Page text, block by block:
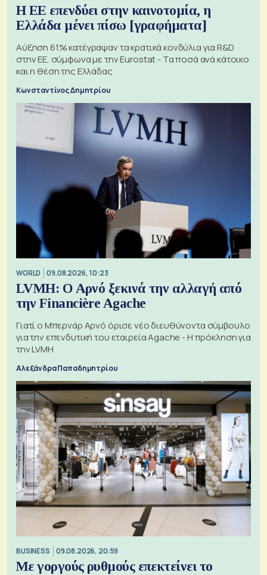
Η ΕΕ επενδύει στην καινοτομία, η
Ελλάδα μένει πίσω [γραφήματα]
Αύξηση 61% κατέγραψαν τα κρατικά κονδύλια για R&D
στην ΕΕ, σύμφωνα με την Eurostat - Τα ποσά ανά κάτοικο
και η θέση της Ελλάδας
Κωνσταντίνος Δημητρίου
WORLD 09.08.2026, 10:23
LVMH: Ο Αρνό ξεκινά την αλλαγή από
την Financière Agache
Γιατί ο Μπερνάρ Αρνό όρισε νέο διευθύνοντα σύμβουλο
για την επενδυτική του εταιρεία Agache - Η πρόκληση για
την LVMH
Αλεξάνδρα Παπαδημητρίου
BUSINESS 09.08.2026, 20:59
Με γοργούς ρυθμούς επεκτείνει το